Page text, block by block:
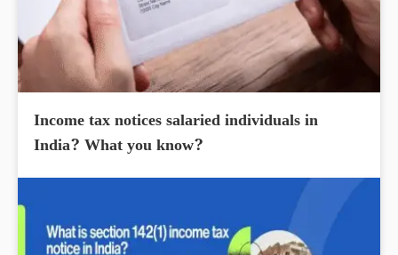
Income tax notices salaried individuals in
India? What you know?